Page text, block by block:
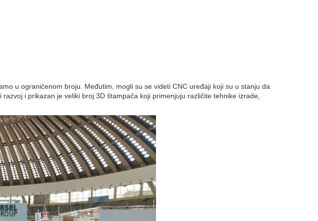
u ograničenom broju. Međutim, mogli su se videti CNC uređaji koji su u stanju da
i prikazan je veliki broj 3D štampača koji primenjuju različite tehnike izrade,